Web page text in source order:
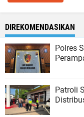
DIREKOMENDASIKAN
Polres
Patroli